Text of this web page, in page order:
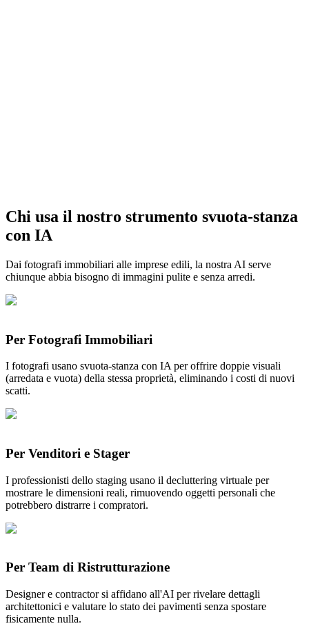
Prova svuota-stanza con IA gratis
Chi usa il nostro strumento svuota-stanza
con IA
Dai fotografi immobiliari alle imprese edili, la nostra AI serve
chiunque abbia bisogno di immagini pulite e senza arredi.
Per Fotografi Immobiliari
I fotografi usano svuota-stanza con IA per offrire doppie visuali
(arredata e vuota) della stessa proprietà, eliminando i costi di nuovi
scatti.
Per Venditori e Stager
I professionisti dello staging usano il decluttering virtuale per
mostrare le dimensioni reali, rimuovendo oggetti personali che
potrebbero distrarre i compratori.
Per Team di Ristrutturazione
Designer e contractor si affidano all'AI per rivelare dettagli
architettonici e valutare lo stato dei pavimenti senza spostare
fisicamente nulla.